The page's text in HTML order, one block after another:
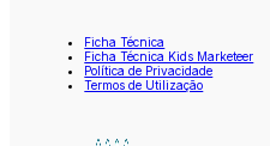
Ficha Técnica
Ficha Técnica Kids Marketeer
Política de Privacidade
Termos de Utilização